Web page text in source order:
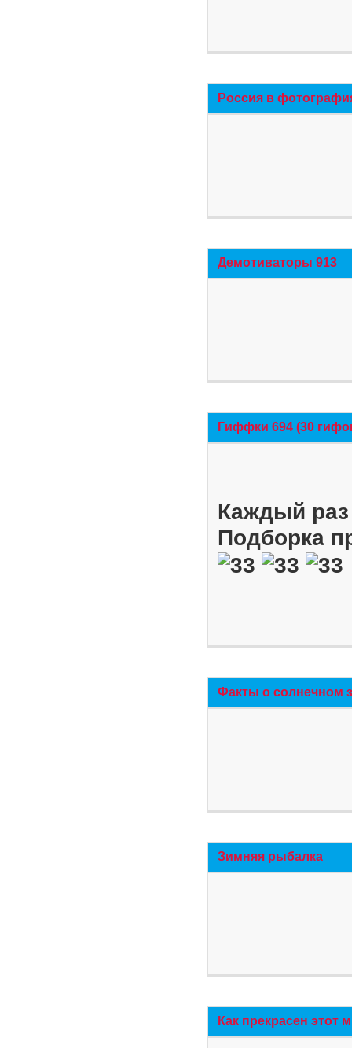
Россия в
Демотиваторы 913
Гиффки 694 (30
Каждый
Подборка
Факты о солнечном
Зимняя рыбалка
Как прекрасен этот